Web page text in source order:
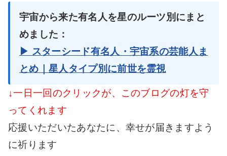
宇宙から来た有名人を星のルーツ別にまと
めました：
▶ スターシード有名人・宇宙系の芸能人ま
とめ｜星人タイプ別に前世を霊視
↓一日一回のクリックが、このブログの灯を守
ってくれます
応援いただいたあなたに、幸せが届きますよう
に祈ります